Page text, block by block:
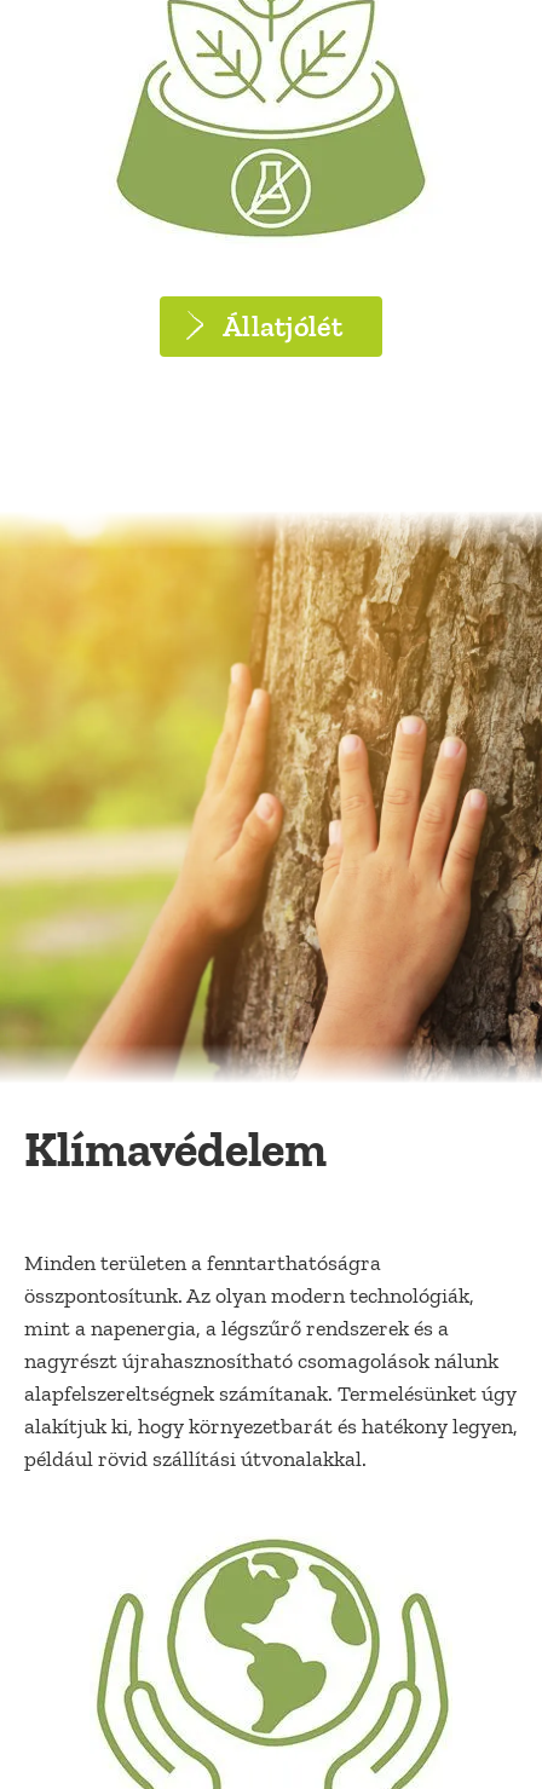
Állatjólét
Klímavédelem
Minden területen a fenntarthatóságra
összpontosítunk. Az olyan modern technológiák,
mint a napenergia, a légszűrő rendszerek és a
nagyrészt újrahasznosítható csomagolások nálunk
alapfelszereltségnek számítanak. Termelésünket úgy
alakítjuk ki, hogy környezetbarát és hatékony legyen,
például rövid szállítási útvonalakkal.